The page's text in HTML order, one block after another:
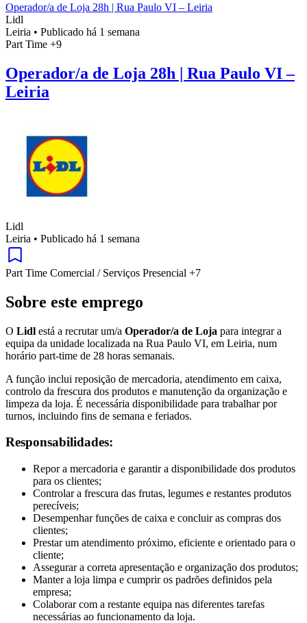
Operador/a de Loja 28h | Rua Paulo VI – Leiria
Lidl
Leiria • Publicado há 1 semana
Part Time +9
Operador/a de Loja 28h | Rua Paulo VI –
Leiria
Lidl
Leiria • Publicado há 1 semana
Part Time Comercial / Serviços Presencial +7
Sobre este emprego
O Lidl está a recrutar um/a Operador/a de Loja para integrar a
equipa da unidade localizada na Rua Paulo VI, em Leiria, num
horário part-time de 28 horas semanais.
A função inclui reposição de mercadoria, atendimento em caixa,
controlo da frescura dos produtos e manutenção da organização e
limpeza da loja. É necessária disponibilidade para trabalhar por
turnos, incluindo fins de semana e feriados.
Responsabilidades:
Repor a mercadoria e garantir a disponibilidade dos produtos
para os clientes;
Controlar a frescura das frutas, legumes e restantes produtos
perecíveis;
Desempenhar funções de caixa e concluir as compras dos
clientes;
Prestar um atendimento próximo, eficiente e orientado para o
cliente;
Assegurar a correta apresentação e organização dos produtos;
Manter a loja limpa e cumprir os padrões definidos pela
empresa;
Colaborar com a restante equipa nas diferentes tarefas
necessárias ao funcionamento da loja.